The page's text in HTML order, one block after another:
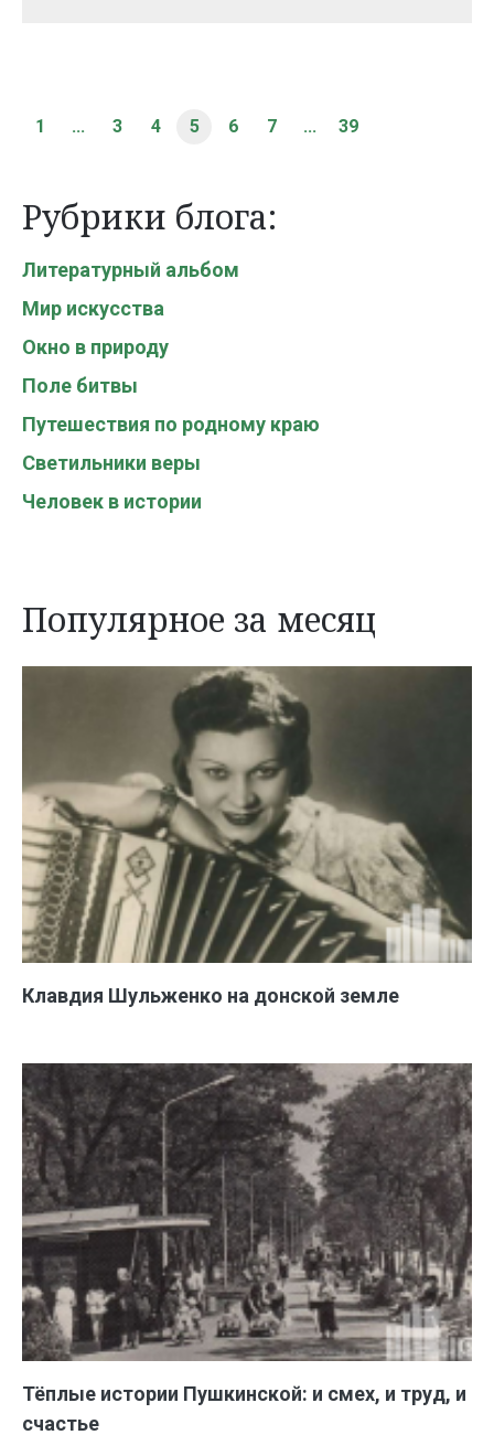
1 ... 3 4 5 6 7 ... 39
Рубрики блога:
Литературный альбом
Мир искусства
Окно в природу
Поле битвы
Путешествия по родному краю
Светильники веры
Человек в истории
Популярное за месяц
Клавдия Шульженко на донской земле
Тёплые истории Пушкинской: и смех, и труд, и
счастье